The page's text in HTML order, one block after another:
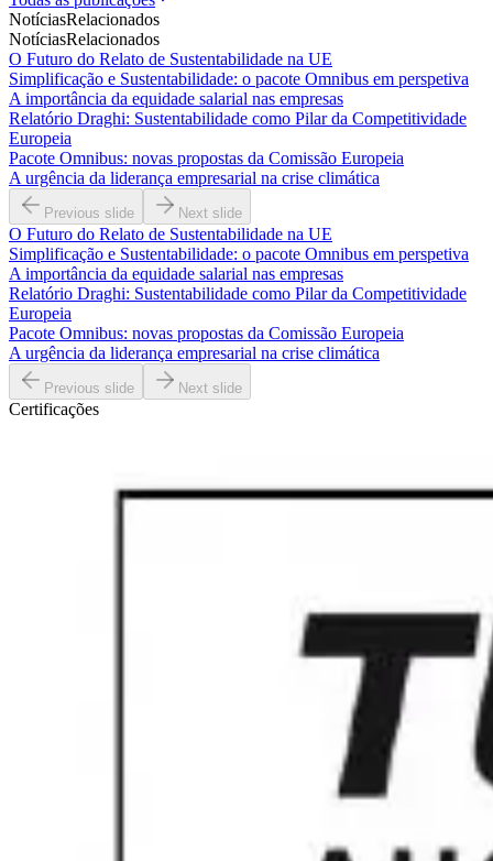
NotíciasRelacionados
NotíciasRelacionados
O Futuro do Relato de Sustentabilidade na UE
Simplificação e Sustentabilidade: o pacote Omnibus em perspetiva
A importância da equidade salarial nas empresas
Relatório Draghi: Sustentabilidade como Pilar da Competitividade
Europeia
Pacote Omnibus: novas propostas da Comissão Europeia
A urgência da liderança empresarial na crise climática
Previous slide Next slide
O Futuro do Relato de Sustentabilidade na UE
Simplificação e Sustentabilidade: o pacote Omnibus em perspetiva
A importância da equidade salarial nas empresas
Relatório Draghi: Sustentabilidade como Pilar da Competitividade
Europeia
Pacote Omnibus: novas propostas da Comissão Europeia
A urgência da liderança empresarial na crise climática
Previous slide Next slide
Certificações